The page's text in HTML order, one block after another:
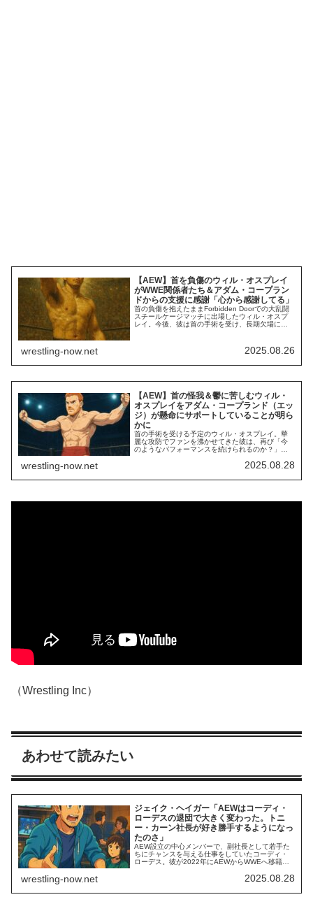
【AEW】首を負傷のウィル・オスプレイ
がWWE関係者たち＆アダム・コープラン
ドからの支援に感謝「心から感謝してる」
首の負傷を抱えたままForbidden Doorでの大乱闘
スチールケージマッチに出場したウィル・オスプ
レイ。今後、彼は首の手術を受け、長期欠場に入
体名通りEliteの集団だ」と公言し、時に他団体へ
批判的な発言をすることがあります。WWEのクリ
wrestling-now.net 2025.08.26
【AEW】首の怪我＆鬱に苦しむウィル・
オスプレイをアダム・コープランド（エッ
ジ）が懸命にサポートしていることが明ら
かに
首の手術を受ける予定のウィル・オスプレイ。華
麗な攻防でファンを沸かせてきた彼は、再び「今
のようなパフォーマンスを続けられるのか？」と
誰よりも名勝負を量産し、現代プロレス界のトッ
キャリアや試合スタイルについて不安を抱えてい
wrestling-now.net 2025.08.28
（Wrestling Inc）
あわせて読みたい
ジェイク・ヘイガー「AEWはコーディ・
ローデスの退団で大きく変わった。トニ
ー・カーン社長が好き勝手するようになっ
たのさ」
AEW設立の中心メンバーで、副社長として若手た
ちにチャンスを与える仕事をしていたコーディ・
ローデス。彼が2022年にAEWからWWEへ移籍し
た。AEW時代晩期のコーディはファンからブーイ
パーベビーフェイスとして大活躍中。役職付きの
wrestling-now.net 2025.08.28